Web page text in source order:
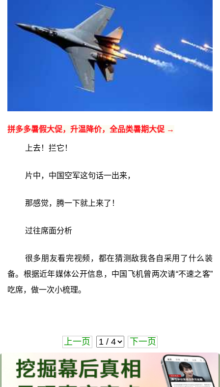
拼多多暑假大促，升温降价，全品类暑期大促 →
上去！拦它！
片中，中国空军这句话一出来，
那感觉，腾一下就上来了！
过往席面分析
很多朋友看完视频，都在猜测敌我各自采用了什么装
备。根据近年媒体公开信息，中国飞机曾两次请“不速之客”
吃席，做一次小梳理。
上一页 下一页